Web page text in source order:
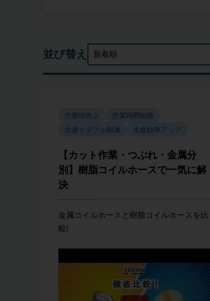
並び替え
作業性向上
作業時間短縮
生産トラブル削減
生産効率アップ
【カット作業・つぶれ・金属分
別】樹脂コイルホースで一気に解
決
金属コイルホースと樹脂コイルホースを比
較!